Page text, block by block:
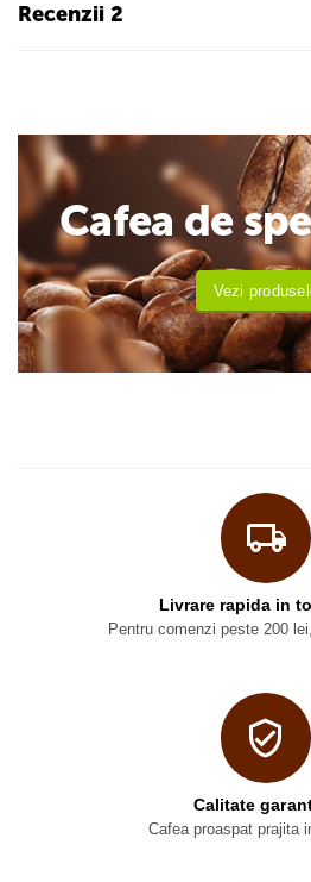
Recenzii 2
Cafea de
Vezi
Livrare rapida in
Pentru comenzi peste 200
Calitate
Cafea proaspat prajita